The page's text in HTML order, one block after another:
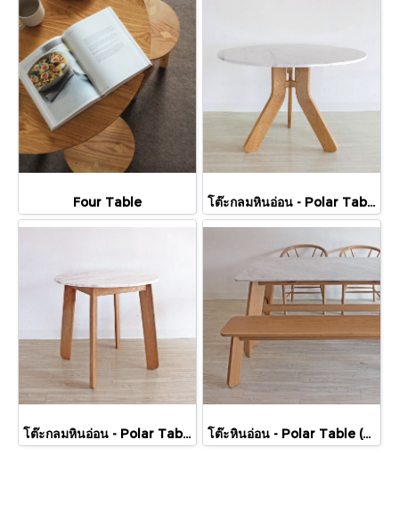
Four Table โต๊ะกลมหินอ่อน - Polar Table (R3L)
โต๊ะกลมหินอ่อน - Polar Table (R4L) โต๊ะหินอ่อน - Polar Table (Marble)